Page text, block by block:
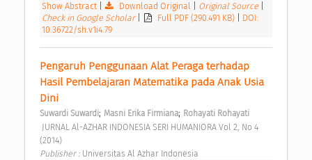
Show Abstract| Download Original Original Source
Check in Google Scholar
Full PDF (290.491 KB)
DOI:
10.36722/sh.v1i4.79
Pengaruh Penggunaan Alat Peraga terhadap
Hasil Pembelajaran Matematika pada Anak Usia
Dini
Suwardi Suwardi; Masni Erika Firmiana; Rohayati Rohayati
(2014)
Publisher : Universitas Al Azhar Indonesia